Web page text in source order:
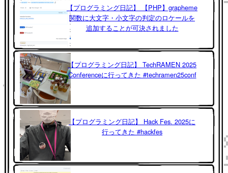
【プログラミング日記】 【PHP】grapheme
関数に大文字・小文字の判定のロケールを
追加することが可決されました
【プログラミング日記】 TechRAMEN 2025
Conferenceに行ってきた #techramen25conf
【プログラミング日記】 Hack Fes. 2025に
行ってきた #hackfes